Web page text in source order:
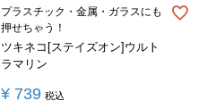
プラスチック・金属・ガラスにも
押せちゃう！
ツキネコ[ステイズオン]ウルト
ラマリン
¥ 739 税込